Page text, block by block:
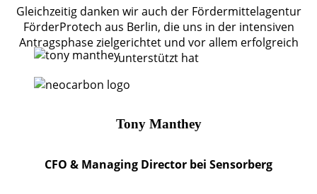
Gleichzeitig danken wir auch der Fördermittelagentur
FörderProtech aus Berlin, die uns in der intensiven
Antragsphase zielgerichtet und vor allem erfolgreich
unterstützt hat
Tony Manthey
CFO & Managing Director bei Sensorberg